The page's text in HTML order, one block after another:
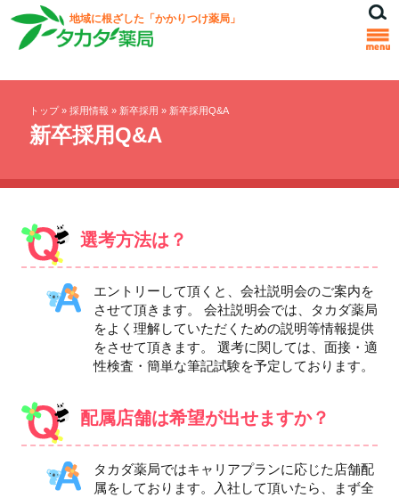
地域に根ざした「かかりつけ薬局」
トップ» 採用情報 » 新卒採用 » 新卒採用Q&A
新卒採用Q&A
選考方法は？
エントリーして頂くと、会社説明会のご案内を
させて頂きます。 会社説明会では、タカダ薬局
をよく理解していただくための説明等情報提供
をさせて頂きます。 選考に関しては、面接・適
性検査・簡単な筆記試験を予定しております。
配属店舗は希望が出せますか？
タカダ薬局ではキャリアプランに応じた店舗配
属をしております。入社して頂いたら、まず全